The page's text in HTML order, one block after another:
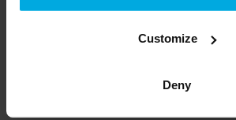
Customize
Deny
Nationale Feestdagen
Onze winkels zijn gesloten op deze